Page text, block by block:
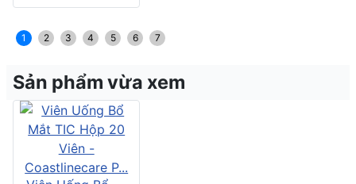
1 2 3 4 5 6 7
Sản phẩm vừa xem